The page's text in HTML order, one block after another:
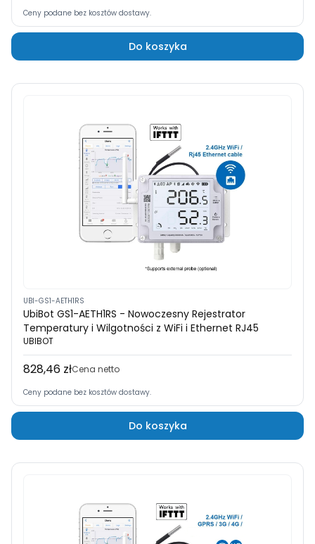
Ceny podane bez kosztów dostawy.
Do koszyka
UBI-GS1-AETH1RS
UbiBot GS1-AETH1RS - Nowoczesny Rejestrator
Temperatury i Wilgotności z WiFi i Ethernet RJ45
UBIBOT
Cena
828,46 złCena netto
Ceny podane bez kosztów dostawy.
Do koszyka